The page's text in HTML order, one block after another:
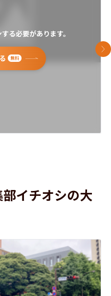
る必要があります。
無料
次
イチオシの大